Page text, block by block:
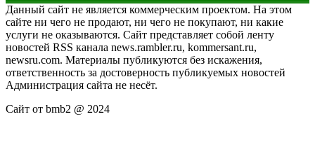
Данный сайт не является коммерческим проектом. На этом
сайте ни чего не продают, ни чего не покупают, ни какие
услуги не оказываются. Сайт представляет собой ленту
новостей RSS канала news.rambler.ru, kommersant.ru,
newsru.com. Материалы публикуются без искажения,
ответственность за достоверность публикуемых новостей
Администрация сайта не несёт.
Сайт от bmb2 @ 2024